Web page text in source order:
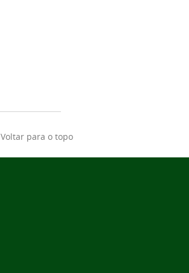
Voltar para o topo